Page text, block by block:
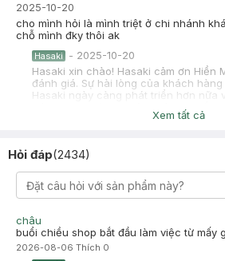
2025-10-20
cho mình hỏi là mình triệt ở chi nhánh
chỗ mình đky thôi ak
Hasaki - 2025-10-20
Hasaki xin chào! Hasaki cảm ơn Hiền
đánh giá. Sự hài lòng của khách
Hasaki ngày càng phát triển hơn nữa
Cảm ơn bạn đã tin tưởng và mua sắm
2025-10-16
mọc lông tơ phải nhìn kĩ mới thấy, còn ko
đậm màu thôi
Chào bạn, cám ơn bạn đã tin tưởng và
Những ý kiến đánh giá của bạn sẽ
động lực để hoàn thiện dịch vụ tốt
Xem tất cả
Hỏi đáp(2434)
châu
buổi chiều shop bắt đầu làm việc từ mấy
2026-08-06 Thích 0